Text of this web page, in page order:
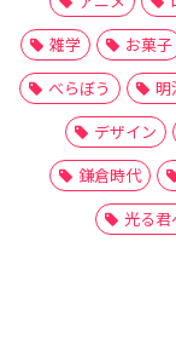
雑学
お菓子
べらぼう
明
デザイン
鎌倉時代
光る君